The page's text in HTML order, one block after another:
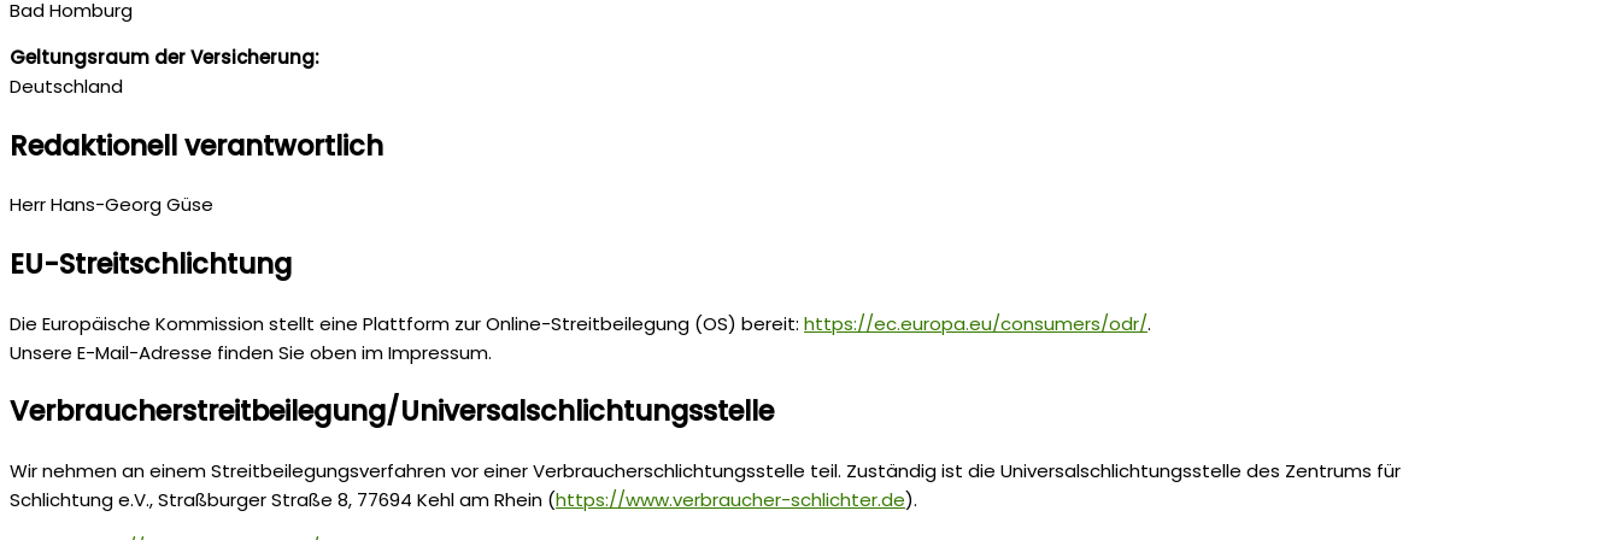
Bad Homburg
Geltungsraum der Versicherung:
Deutschland
Redaktionell verantwortlich
Herr Hans-Georg Güse
EU-Streitschlichtung
Die Europäische Kommission stellt eine Plattform zur Online-Streitbeilegung (OS) bereit: https://ec.europa.eu/consumers/odr/.
Unsere E-Mail-Adresse finden Sie oben im Impressum.
Verbraucher­streit­beilegung/Universal­schlichtungs­stelle
Wir nehmen an einem Streitbeilegungsverfahren vor einer Verbraucherschlichtungsstelle teil. Zuständig ist die Universalschlichtungsstelle des Zentrums für
Schlichtung e.V., Straßburger Straße 8, 77694 Kehl am Rhein (https://www.verbraucher-schlichter.de).